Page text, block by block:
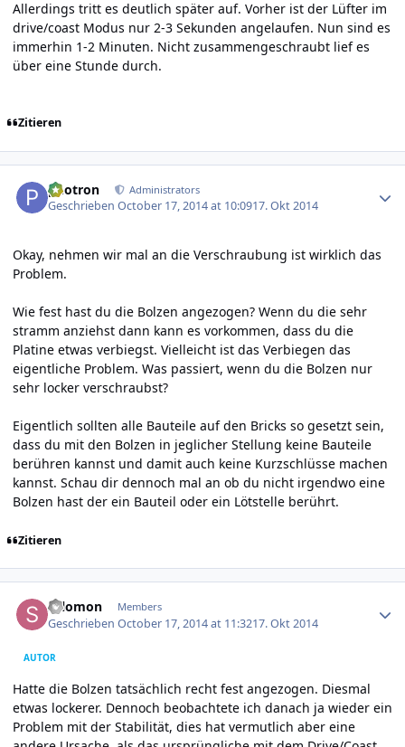
Allerdings tritt es deutlich später auf. Vorher ist der Lüfter im
drive/coast Modus nur 2-3 Sekunden angelaufen. Nun sind es
immerhin 1-2 Minuten. Nicht zusammengeschraubt lief es
über eine Stunde durch.
Zitieren
photron Administrators
GeschriebenOctober 17, 2014 at 10:0917. Okt 2014
Okay, nehmen wir mal an die Verschraubung ist wirklich das
Problem.
Wie fest hast du die Bolzen angezogen? Wenn du die sehr
stramm anziehst dann kann es vorkommen, dass du die
Platine etwas verbiegst. Vielleicht ist das Verbiegen das
eigentliche Problem. Was passiert, wenn du die Bolzen nur
sehr locker verschraubst?
Eigentlich sollten alle Bauteile auf den Bricks so gesetzt sein,
dass du mit den Bolzen in jeglicher Stellung keine Bauteile
berühren kannst und damit auch keine Kurzschlüsse machen
kannst. Schau dir dennoch mal an ob du nicht irgendwo eine
Bolzen hast der ein Bauteil oder ein Lötstelle berührt.
Zitieren
salomon Members
GeschriebenOctober 17, 2014 at 11:3217. Okt 2014
AUTOR
Hatte die Bolzen tatsächlich recht fest angezogen. Diesmal
etwas lockerer. Dennoch beobachtete ich danach ja wieder ein
Problem mit der Stabilität, dies hat vermutlich aber eine